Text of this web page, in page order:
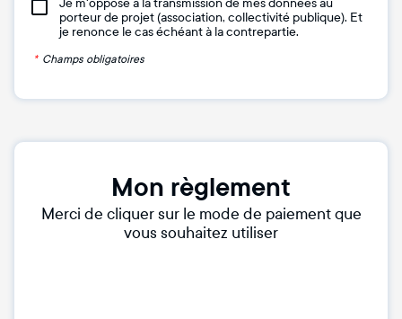
Je m'oppose à la transmission de mes données au
porteur de projet (association, collectivité publique). Et
je renonce le cas échéant à la contrepartie.
* Champs obligatoires
Mon règlement
Merci de cliquer sur le mode de paiement que
vous souhaitez utiliser